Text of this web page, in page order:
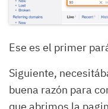
Ese es el primer
Siguiente,
buena razón para